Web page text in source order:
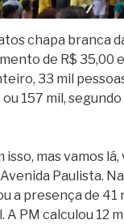
chapa branca
de R$ 35,00
33 mil
157 mil,
mas vamos lá,
Paulista.
a presença de 41
PM calculou 12